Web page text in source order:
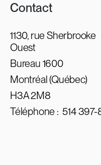
Contact
1130, rue Sherbrooke
Ouest
Bureau 1600
Montréal (Québec)
H3A 2M8
Téléphone :514